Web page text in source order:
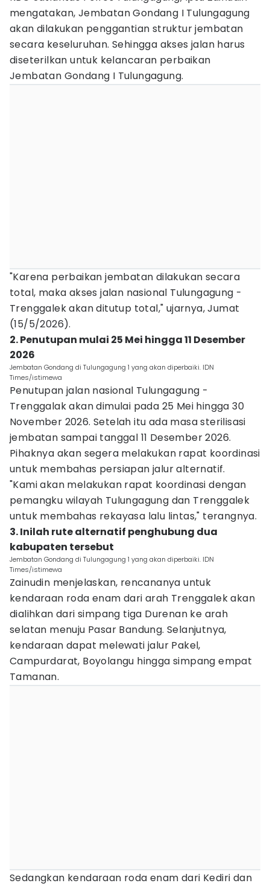
mengatakan, Jembatan Gondang I Tulungagung
akan dilakukan penggantian struktur jembatan
secara keseluruhan. Sehingga akses jalan harus
diseterilkan untuk kelancaran perbaikan
Jembatan Gondang I Tulungagung.
"Karena perbaikan jembatan dilakukan secara
total, maka akses jalan nasional Tulungagung -
Trenggalek akan ditutup total," ujarnya, Jumat
(15/5/2026).
2. Penutupan mulai 25 Mei hingga 11 Desember
2026
Jembatan Gondang di Tulungagung 1 yang akan diperbaiki. IDN
Times/istimewa
Penutupan jalan nasional Tulungagung -
Trenggalak akan dimulai pada 25 Mei hingga 30
November 2026. Setelah itu ada masa sterilisasi
jembatan sampai tanggal 11 Desember 2026.
Pihaknya akan segera melakukan rapat koordinasi
untuk membahas persiapan jalur alternatif.
"Kami akan melakukan rapat koordinasi dengan
pemangku wilayah Tulungagung dan Trenggalek
untuk membahas rekayasa lalu lintas," terangnya.
3. Inilah rute alternatif penghubung dua
kabupaten tersebut
Jembatan Gondang di Tulungagung 1 yang akan diperbaiki. IDN
Times/istimewa
Zainudin menjelaskan, rencananya untuk
kendaraan roda enam dari arah Trenggalek akan
dialihkan dari simpang tiga Durenan ke arah
selatan menuju Pasar Bandung. Selanjutnya,
kendaraan dapat melewati jalur Pakel,
Campurdarat, Boyolangu hingga simpang empat
Tamanan.
Sedangkan kendaraan roda enam dari Kediri dan